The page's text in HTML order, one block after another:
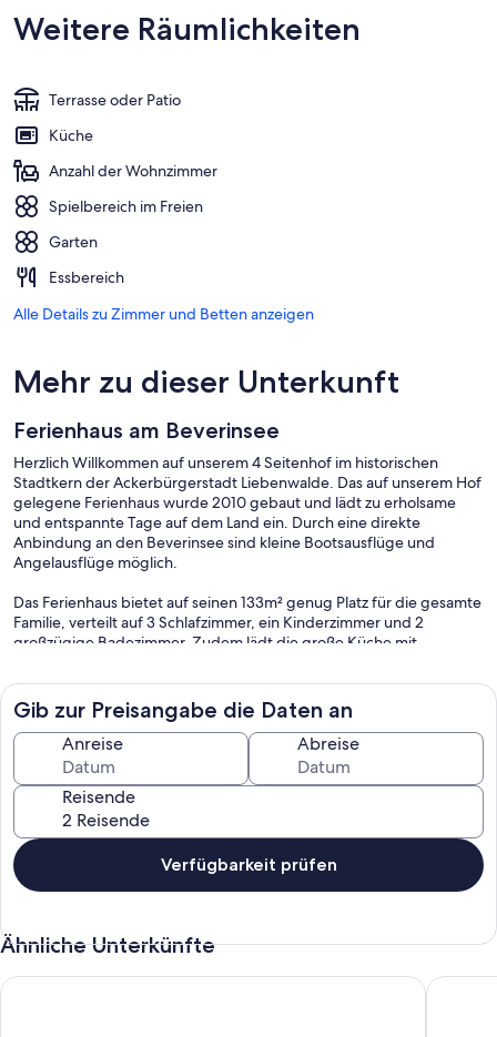
Weitere Räumlichkeiten
Terrasse oder Patio
Küche
Anzahl der Wohnzimmer
Spielbereich im Freien
Garten
Essbereich
Alle Details zu Zimmer und Betten anzeigen
Mehr zu dieser Unterkunft
Ferienhaus am Beverinsee
Herzlich Willkommen auf unserem 4 Seitenhof im historischen
Stadtkern der Ackerbürgerstadt Liebenwalde. Das auf unserem Hof
gelegene Ferienhaus wurde 2010 gebaut und lädt zu erholsame
und entspannte Tage auf dem Land ein. Durch eine direkte
Anbindung an den Beverinsee sind kleine Bootsausflüge und
Angelausflüge möglich.
Das Ferienhaus bietet auf seinen 133m² genug Platz für die gesamte
Familie, verteilt auf 3 Schlafzimmer, ein Kinderzimmer und 2
großzügige Badezimmer. Zudem lädt die große Küche mit
steht den Gästen zur Verfügung. Eine zusätzliche Terrasse direkt im
Garten kann selbstverständlich ebenfalls genutzt werden.
Wer auch einmal den Großstadtflair genießen möchte, ist innerhalb
von 45 Minuten im Herzen von Berlin.
Gib zur Preisangabe die Daten an
Anreise Abreise
Reisende
Verfügbarkeit prüfen
Ähnliche Unterkünfte
Ferienhaus 75 m² am See mit privatem Steg, bei Berlin